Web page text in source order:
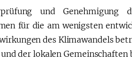
und Genehmigung
für die am wenigsten
des Klimawandels
der lokalen